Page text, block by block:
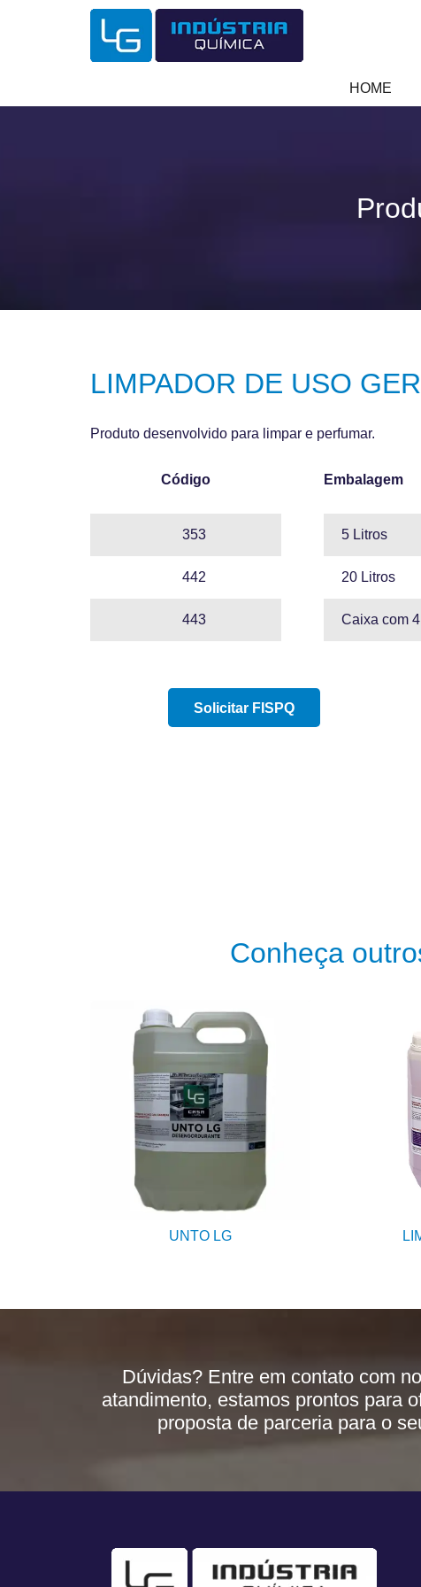
HOME
LIMPADOR DE USO
Produto desenvolvido para limpar e perfumar.
Código
353
442
443
Embalagem
5 Litros
20 Litros
Caixa com
Solicitar FISPQ
Conheça
UNTO LG
Dúvidas? Entre em contato com
atandimento, estamos prontos para
proposta de parceria para o